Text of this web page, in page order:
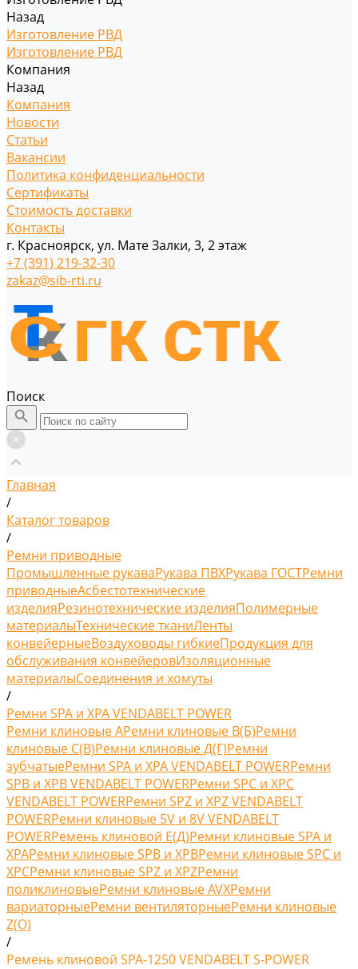
Назад
Изготовление РВД
Изготовление РВД
Компания
Назад
Компания
Новости
Статьи
Вакансии
Политика конфиденциальности
Сертификаты
Стоимость доставки
Контакты
г. Красноярск, ул. Мате Залки, 3, 2 этаж
+7 (391) 219-32-30
zakaz@sib-rti.ru
Поиск
Главная
/
Каталог товаров
/
Ремни приводные
Промышленные рукаваРукава ПВХРукава ГОСТРемни
приводныеАсбестотехнические
изделияРезинотехнические изделияПолимерные
материалыТехнические тканиЛенты
конвейерныеВоздуховоды гибкиеПродукция для
обслуживания конвейеровИзоляционные
материалыСоединения и хомуты
/
Ремни SPA и XPA VENDABELT POWER
Ремни клиновые AРемни клиновые В(Б)Ремни
клиновые С(B)Ремни клиновые Д(Г)Ремни
зубчатыеРемни SPA и XPA VENDABELT POWERРемни
SPB и XPB VENDABELT POWERРемни SPC и XPC
VENDABELT POWERРемни SPZ и XPZ VENDABELT
POWERРемни клиновые 5V и 8V VENDABELT
POWERРемень клиновой Е(Д)Ремни клиновые SPA и
XPAРемни клиновые SPB и XPBРемни клиновые SPC и
XPCРемни клиновые SPZ и XPZРемни
поликлиновыеРемни клиновые AVXРемни
вариаторныеРемни вентиляторныеРемни клиновые
Z(O)
/
Ремень клиновой SPA-1250 VENDABELT S-POWER